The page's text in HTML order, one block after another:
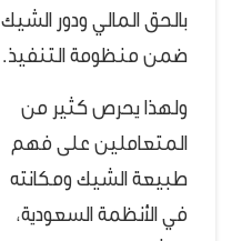
بالحق المالي ودور الشيك
ضمن منظومة التنفيذ.
ولهذا يحرص كثير من
المتعاملين على فهم
طبيعة الشيك ومكانته
في الأنظمة السعودية،